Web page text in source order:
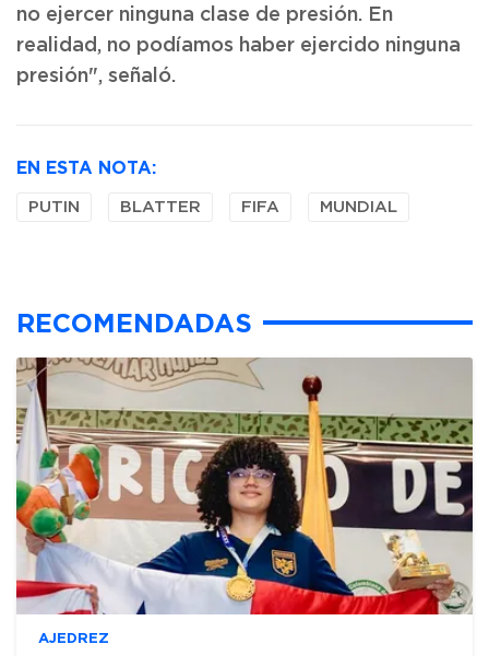
no ejercer ninguna clase de presión. En
realidad, no podíamos haber ejercido ninguna
presión", señaló.
EN ESTA NOTA:
PUTIN BLATTER FIFA MUNDIAL
RECOMENDADAS
AJEDREZ